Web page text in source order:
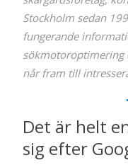
Stockholm sedan
fungerande
sökmotoroptimering
når fram till
Det är helt
sig efter